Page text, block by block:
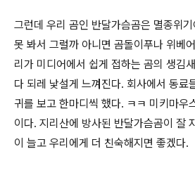
그런데 우리 곰인 반달가슴곰은 멸종위
못 봐서 그럴까 아니면 곰돌이푸나 위베
리가 미디어에서 쉽게 접하는 곰의 생김
다 되레 낯설게 느껴진다. 회사에서 동료
귀를 보고 한마디씩 했다. ㅋㅋ 미키마우
이다. 지리산에 방사된 반달가슴곰이 잘
이 늘고 우리에게 더 친숙해지면 좋겠다.